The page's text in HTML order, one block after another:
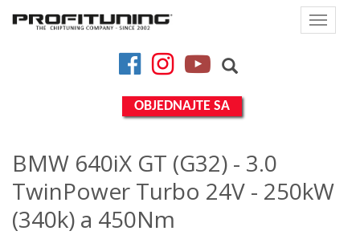
Toggle
FacebookInstagramYouTube
OBJEDNAJTE SA
BMW 640iX GT (G32) - 3.0
TwinPower Turbo 24V - 250kW
(340k) a 450Nm